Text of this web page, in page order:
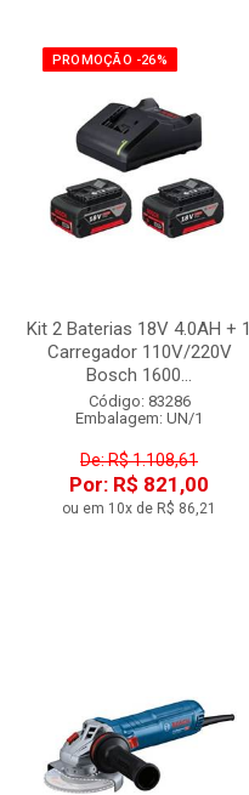
PROMOÇÃO -26%
Kit 2 Baterias 18V 4.0AH + 1
Carregador 110V/220V
Bosch 1600...
Código: 83286
Embalagem: UN/1
De: R$ 1.108,61
Por: R$ 821,00
ou em 10x de R$ 86,21